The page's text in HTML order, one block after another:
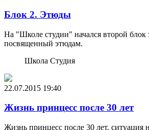
Блок 2. Этюды
На "Школе студии" начался второй блок
посвященный этюдам.
Школа Студия
22.07.2015 19:40
Жизнь принцесс после 30 лет
Жизнь принцесс после 30 лет, ситуация